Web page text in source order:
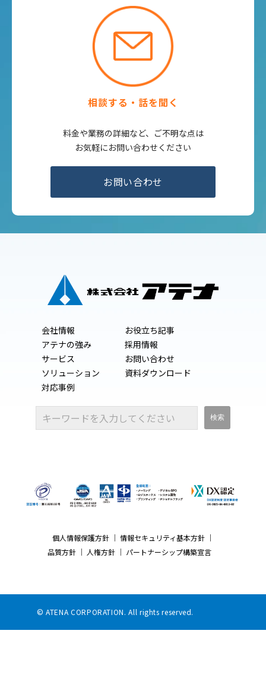
相談する・話を聞く
料金や業務の詳細など、ご不明な点は
お気軽にお問い合わせください
お問い合わせ
会社情報
お役立ち記事
アテナの強み
採用情報
サービス
お問い合わせ
ソリューション
資料ダウンロード
対応事例
個人情報保護方針 ｜ 情報セキュリティ基本方針 ｜
品質方針 ｜ 人権方針 ｜ パートナーシップ構築宣言
© ATENA CORPORATION. All rights reserved.